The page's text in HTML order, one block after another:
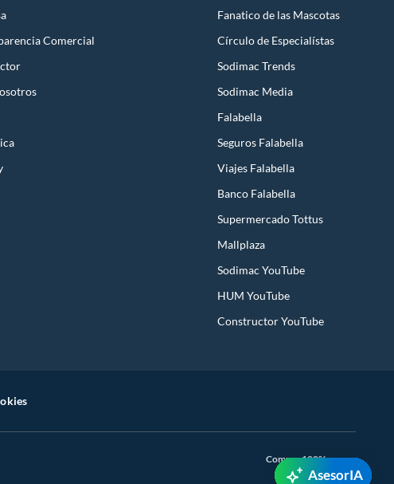
Comercial
Fanatico de las Mascotas
Círculo de Especialístas
Sodimac Trends
Sodimac Media
Falabella
Seguros Falabella
Viajes Falabella
Banco Falabella
Supermercado Tottus
Mallplaza
Sodimac YouTube
HUM YouTube
Constructor YouTube
Compra 100% segura
AsesorIA